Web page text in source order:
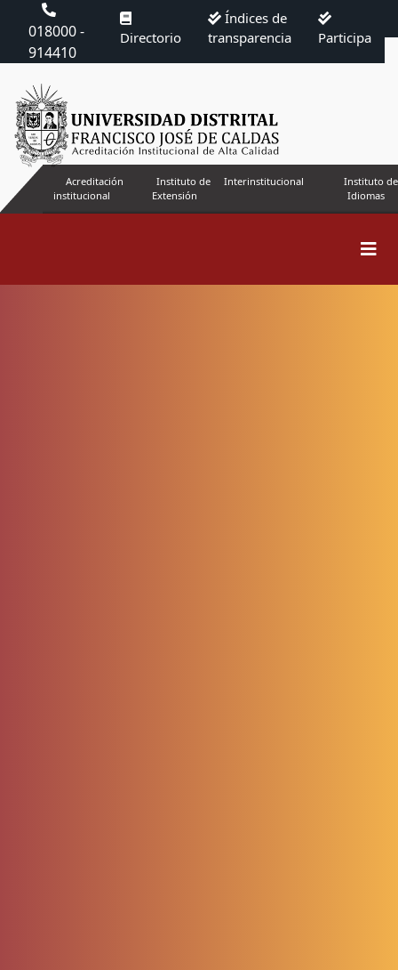
018000 -
914410
Directorio
Índices de
transparencia
Participa
Acreditación
institucional
Instituto de
Extensión
Interinstitucional
Instituto de
Idiomas